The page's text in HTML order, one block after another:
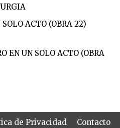
ACTO (OBRA 22)
EN UN SOLO ACTO (OBRA
de Privacidad Contacto